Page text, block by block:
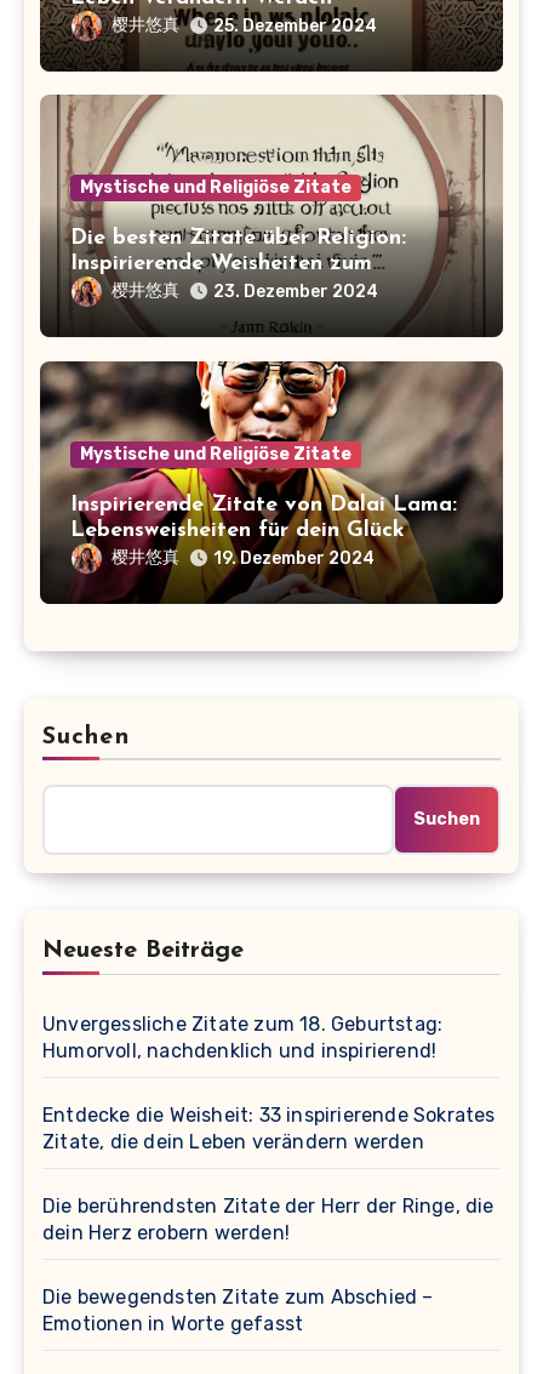
樱井悠真 25. Dezember 2024
Mystische und Religiöse Zitate
Die besten Zitate über Religion:
Inspirierende Weisheiten zum
Nachdenken
樱井悠真 23. Dezember 2024
Mystische und Religiöse Zitate
Inspirierende Zitate von Dalai Lama:
Lebensweisheiten für dein Glück
樱井悠真 19. Dezember 2024
Suchen
Suchen
Neueste Beiträge
Unvergessliche Zitate zum 18. Geburtstag:
Humorvoll, nachdenklich und inspirierend!
Entdecke die Weisheit: 33 inspirierende Sokrates
Zitate, die dein Leben verändern werden
Die berührendsten Zitate der Herr der Ringe, die
dein Herz erobern werden!
Die bewegendsten Zitate zum Abschied –
Emotionen in Worte gefasst